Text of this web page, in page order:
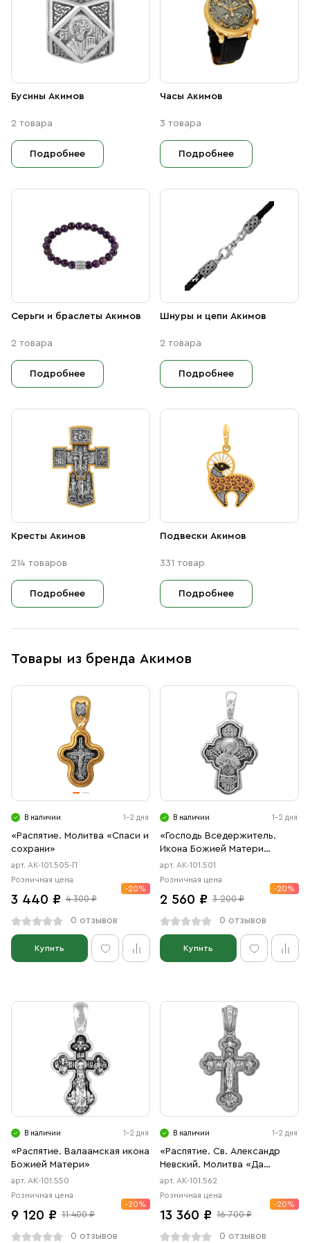
Ювелирные изделия
Бусины Акимов
Подробнее
2 товара
Часы Акимов
Подробнее
3 товара
Серьги и браслеты Акимов
Подробнее
2 товара
Шнуры и цепи Акимов
Подробнее
2 товара
Кресты Акимов
Подробнее
214 товаров
Подвески Акимов
Подробнее
331 товар
Товары из бренда Акимов
В наличии 1-2 дня
«Распятие. Молитва «Спаси и
сохрани»
арт. АК-101.505-П
Розничная цена
3 440 ₽ 4 300 ₽
-20%
0 отзывов
Купить
В наличии 1-2 дня
«Господь Вседержитель.
Икона Божией Матери
«Семистрельная»
арт. АК-101.501
Розничная цена
2 560 ₽ 3 200 ₽
-20%
0 отзывов
Купить
В наличии 1-2 дня
«Распятие. Валаамская икона
Божией Матери»
арт. АК-101.550
Розничная цена
9 120 ₽ 11 400 ₽
-20%
0 отзывов
В наличии 1-2 дня
«Распятие. Св. Александр
Невский. Молитва «Да
воскреснет Бог»
арт. АК-101.562
Розничная цена
13 360 ₽ 16 700 ₽
-20%
0 отзывов